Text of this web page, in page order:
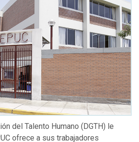
del Talento Humano (DGTH) le
ofrece a sus trabajadores